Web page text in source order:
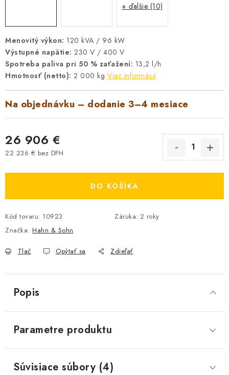
REFERENCIE
KONTAKTY
Obchodné podmienky
Zásady ochrany osobných údajov
Ceny přepravy
Kontakty
Menovitý výkon: 120 kVA / 96 kW
Výstupné napätie: 230 V / 400 V
Spotreba paliva pri 50 % zaťažení: 13,2 l/h
Hmotnosť (netto): 2 000 kg Viac informácií
Na objednávku – dodanie 3–4 mesiace
26 906 €
22 236 € bez DPH
DO KOŠÍKA
Kód tovaru: 10923 Záruka: 2 roky
Značka: Hahn & Sohn
Tlač Opýtať sa Zdieľať
+ ďalšie (10)
Popis
Parametre produktu
Súvisiace súbory (4)